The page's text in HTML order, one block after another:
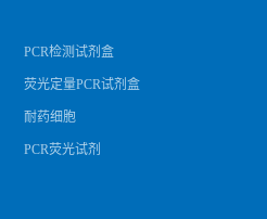
PCR检测试剂盒
荧光定量PCR试剂盒
耐药细胞
PCR荧光试剂